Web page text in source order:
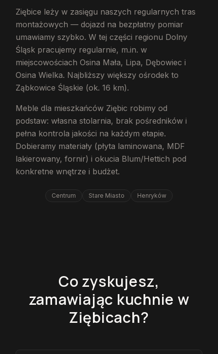
Ziębice leży w zasięgu naszych regularnych tras
montażowych — dojazd na bezpłatny pomiar
umawiamy szybko. W tej części regionu Dolny
Śląsk pracujemy regularnie, m.in. w
miejscowościach Osina Mała, Lipa, Dębowiec i
Osina Wielka. Najbliższy większy ośrodek to
Ząbkowice Śląskie (ok. 16 km).
Meble dla mieszkańców Ziębic robimy od
podstaw: własna stolarnia, brak pośredników i
pełna kontrola jakości na każdym etapie.
Dobieramy materiały (płyta laminowana, MDF
lakierowany, fornir) i okucia Blum/Hettich pod
konkretne wnętrze i budżet.
Centrum Stare Miasto Henryków
Co zyskujesz,
zamawiając kuchnie w
Ziębicach?